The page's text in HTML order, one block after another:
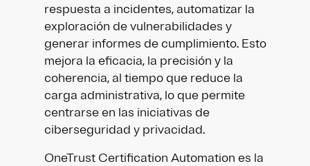
respuesta a incidentes, automatizar la
exploración de vulnerabilidades y
generar informes de cumplimiento. Esto
mejora la eficacia, la precisión y la
coherencia, al tiempo que reduce la
carga administrativa, lo que permite
centrarse en las iniciativas de
ciberseguridad y privacidad.
OneTrust Certification Automation es la